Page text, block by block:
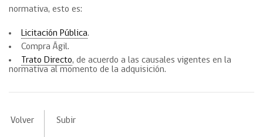
normativa, esto es:
Licitación Pública.
Compra Ágil.
Trato Directo, de acuerdo a las causales vigentes en la
normativa al momento de la adquisición.
Volver Subir